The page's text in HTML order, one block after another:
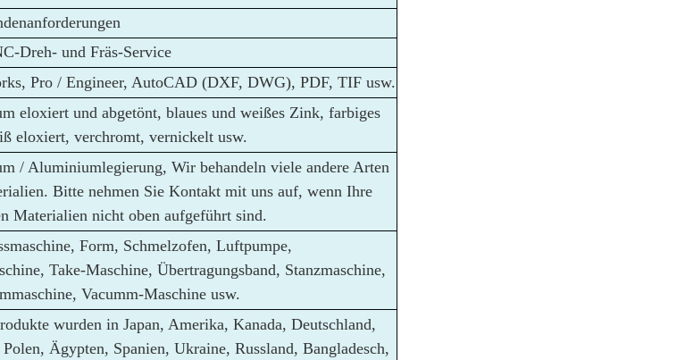
Dreh- und Fräs-Service
Pro / Engineer, AutoCAD (DXF, DWG), PDF, TIF usw.
eloxiert und abgetönt, blaues und weißes Zink, farbiges
eloxiert, verchromt, vernickelt usw.
/ Aluminiumlegierung, Wir behandeln viele andere Arten
Bitte nehmen Sie Kontakt mit uns auf, wenn Ihre
Materialien nicht oben aufgeführt sind.
Form, Schmelzofen, Luftpumpe,
Take-Maschine, Übertragungsband, Stanzmaschine,
Vacumm-Maschine usw.
wurden in Japan, Amerika, Kanada, Deutschland,
Ägypten, Spanien, Ukraine, Russland, Bangladesch,